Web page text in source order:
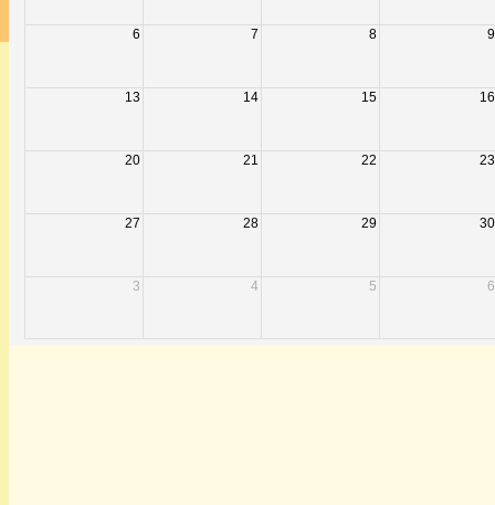
6 7 8 9
13 14 15 16
20 21 22 23
27 28 29 30
3 4 5 6